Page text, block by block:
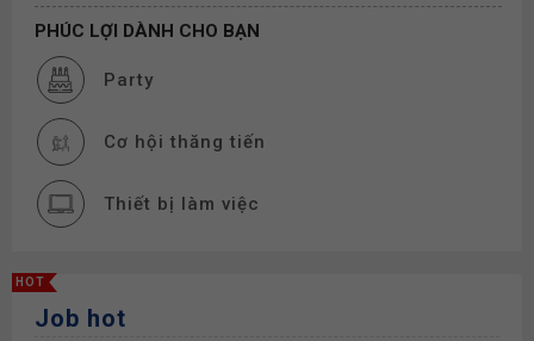
PHÚC LỢI DÀNH CHO BẠN
Party
Cơ hội thăng tiến
Thiết bị làm việc
Nghỉ phép
HOT
Job hot